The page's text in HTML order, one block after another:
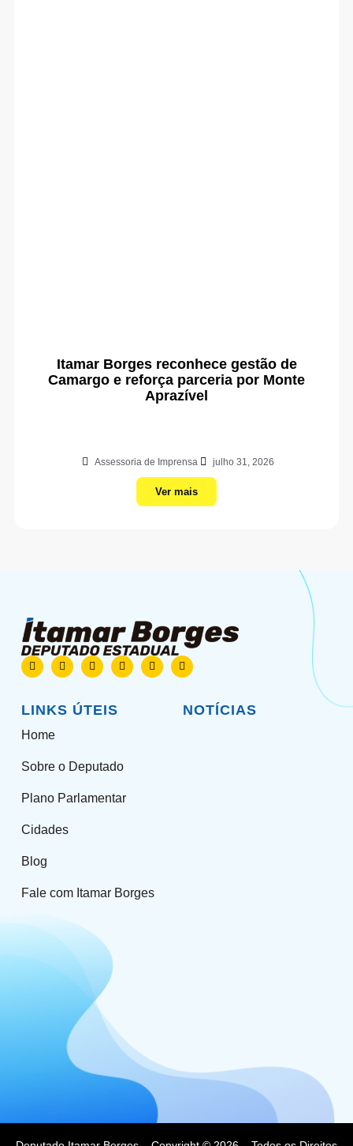
Itamar Borges reconhece gestão de
Camargo e reforça parceria por Monte
Aprazível
Assessoria de Imprensa julho 31, 2026
Ver mais
LINKS ÚTEIS
Home
Sobre o Deputado
Plano Parlamentar
Cidades
Blog
Fale com Itamar Borges
NOTÍCIAS